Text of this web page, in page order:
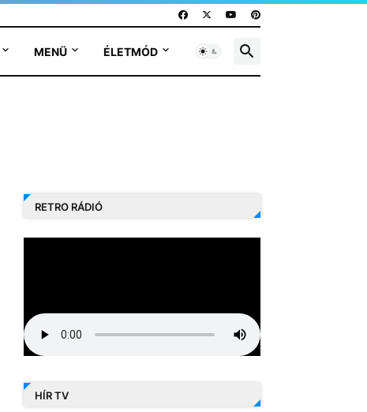
MENÜ ÉLETMÓD
RETRO RÁDIÓ
HÍR TV